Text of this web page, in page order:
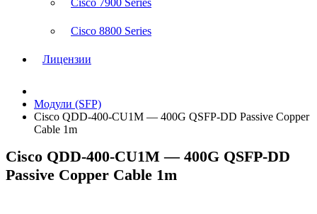
Cisco 7900 Series
Cisco 8800 Series
Лицензии
Модули (SFP)
Cisco QDD-400-CU1M — 400G QSFP-DD Passive Copper
Cable 1m
Cisco QDD-400-CU1M — 400G QSFP-DD
Passive Copper Cable 1m